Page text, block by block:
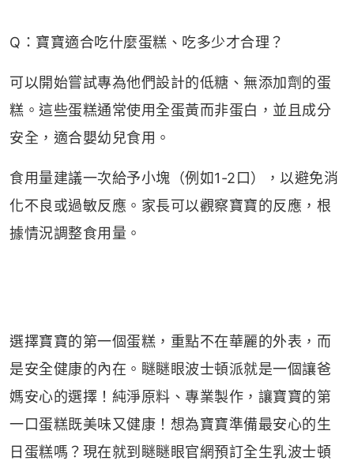
Q：寶寶適合吃什麼蛋糕、吃多少才合理？
可以開始嘗試專為他們設計的低糖、無添加劑的蛋
糕。這些蛋糕通常使用全蛋黃而非蛋白，並且成分
安全，適合嬰幼兒食用。
食用量建議一次給予小塊（例如1-2口），以避免消
化不良或過敏反應。家長可以觀察寶寶的反應，根
據情況調整食用量。
選擇寶寶的第一個蛋糕，重點不在華麗的外表，而
是安全健康的內在。瞇瞇眼波士頓派就是一個讓爸
媽安心的選擇！純淨原料、專業製作，讓寶寶的第
一口蛋糕既美味又健康！ 想為寶寶準備最安心的生
日蛋糕嗎？現在就到瞇瞇眼官網預訂全生乳波士頓